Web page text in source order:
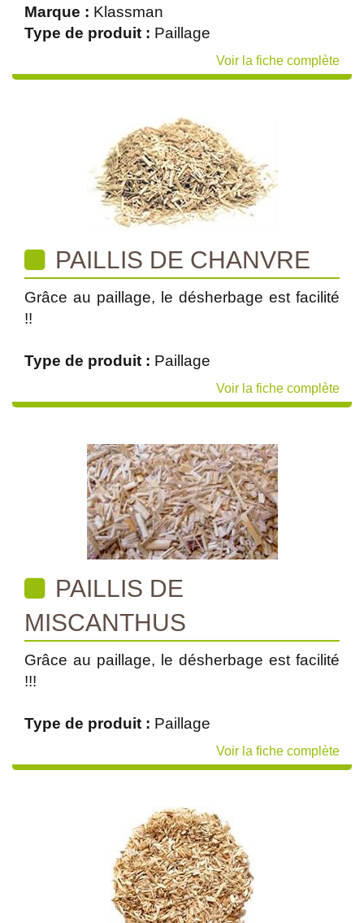
Marque : Klassman
Type de produit : Paillage
Voir la fiche complète
PAILLIS DE CHANVRE
Grâce au paillage, le désherbage est facilité
!!
Type de produit : Paillage
Voir la fiche complète
PAILLIS DE
MISCANTHUS
Grâce au paillage, le désherbage est facilité
!!!
Type de produit : Paillage
Voir la fiche complète